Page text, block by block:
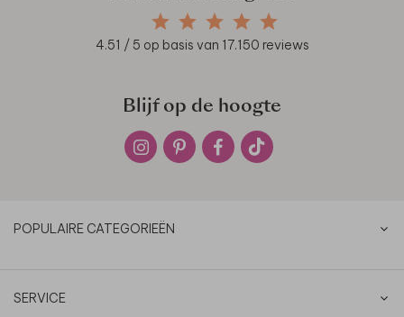
4.51 / 5 op basis van 17.150 reviews
Blijf op de hoogte
POPULAIRE CATEGORIEËN
SERVICE